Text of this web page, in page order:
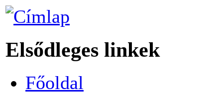
Elsődleges linkek
Főoldal